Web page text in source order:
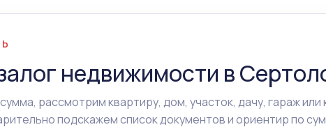
недвижимости в
рассмотрим квартиру, дом, участок, дачу, гараж
подскажем список документов и ориентир по